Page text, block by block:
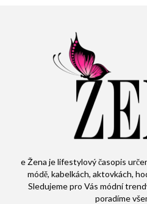
e Žena je lifestylový časopis
módě, kabelkách, aktovkách,
Sledujeme pro Vás módní
poradíme